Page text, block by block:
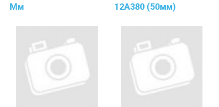
Мм 12A380 (50мм)